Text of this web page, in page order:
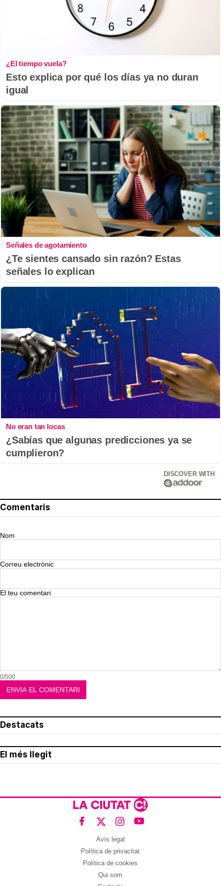
¿El tiempo vuela?
Esto explica por qué los días ya no duran
igual
Señales de agotamiento
¿Te sientes cansado sin razón? Estas
señales lo explican
No eran tan locas
¿Sabías que algunas predicciones ya se
cumplieron?
DISCOVER WITH
Comentaris
Nom
Correu electrònic
El teu comentari
0/500
Destacats
El més llegit
Avís legal
Política de privacitat
Política de cookies
Qui som